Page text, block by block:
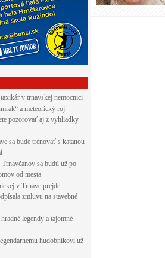
v trnavskej nemocnici
a meteorický roj
pozorovať aj z vyhliadky
sa bude trénovať s katanou
sa budú už po
od mesta
v Trnave prejde
zmluvu na stavebné
legendy a tajomné
hudobníkovi už